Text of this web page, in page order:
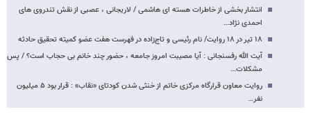
انتشار بخشی از خاطرات هسته ای هاشمی / لاریجانی ، عصبی از نقش تندروی های
احمدی نژاد…
۱۸ تیر در ۱۸ روایت/ نام رئیسی و تاج‌زاده در فهرست هفت عضو کمیته تحقیق حادثه
آیت الله رفسنجانی : آیا مصیبت امروز جامعه ، حضور چند خانم بی حجاب است؟ / پس
مشکلات…
روایت معاون قرارگاه مرکزی خاتم‌ از خنثی شدن کودتای «نقاب» : قرار بود ۵ میلیون
نفر…